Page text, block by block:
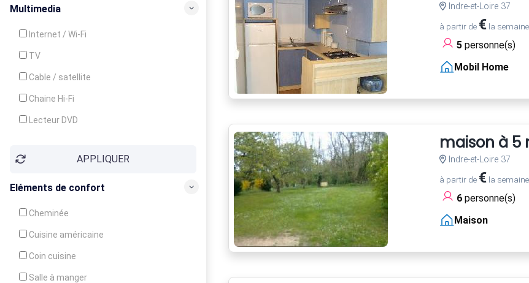
Multimedia
Internet / Wi-Fi
TV
Cable / satellite
Chaine Hi-Fi
Lecteur DVD
APPLIQUER
Eléments de confort
Cheminée
Cuisine américaine
Coin cuisine
Salle à manger
Indre-et-Loire 37
à partir de €la semaine
5personne(s)
Mobil Home
maison à 5
Indre-et-Loire 37
à partir de €la semaine
6personne(s)
Maison